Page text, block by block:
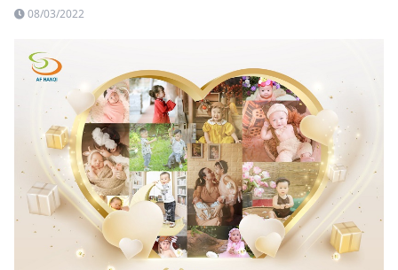
08/03/2022